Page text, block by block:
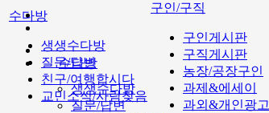
수다방
생생수다방
질문/답변
수다방
생생수다방
질문/답변
친구/여행합시다
교민소식/사람찾음
구인/구직
구인게시판
구직게시판
농장/공장구인
과제&에세이
과외&개인광고